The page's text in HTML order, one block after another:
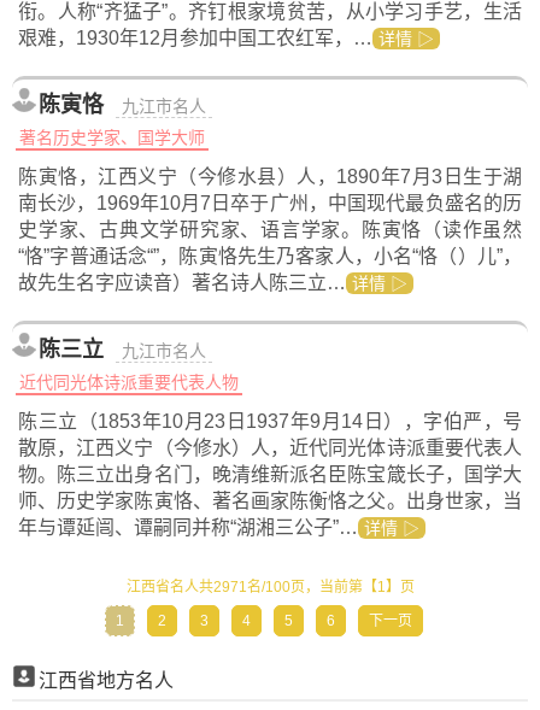
衔。人称“齐猛子”。齐钉根家境贫苦，从小学习手艺，生活
艰难，1930年12月参加中国工农红军，… 详情 ▷
陈寅恪
九江市名人
著名历史学家、国学大师
陈寅恪，江西义宁（今修水县）人，1890年7月3日生于湖
南长沙，1969年10月7日卒于广州，中国现代最负盛名的历
史学家、古典文学研究家、语言学家。陈寅恪（读作虽然
“恪”字普通话念“”，陈寅恪先生乃客家人，小名“恪（）儿”，
故先生名字应读音）著名诗人陈三立… 详情 ▷
陈三立
九江市名人
近代同光体诗派重要代表人物
陈三立（1853年10月23日1937年9月14日），字伯严，号
散原，江西义宁（今修水）人，近代同光体诗派重要代表人
物。陈三立出身名门，晚清维新派名臣陈宝箴长子，国学大
师、历史学家陈寅恪、著名画家陈衡恪之父。出身世家，当
年与谭延闿、谭嗣同并称“湖湘三公子”… 详情 ▷
江西省名人共2971名/100页，当前第【1】页
1
2 3 4 5 6 下一页
江西省地方名人